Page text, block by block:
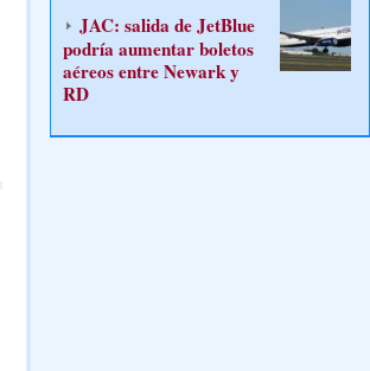
JAC: salida de JetBlue
podría aumentar boletos
aéreos entre Newark y
RD